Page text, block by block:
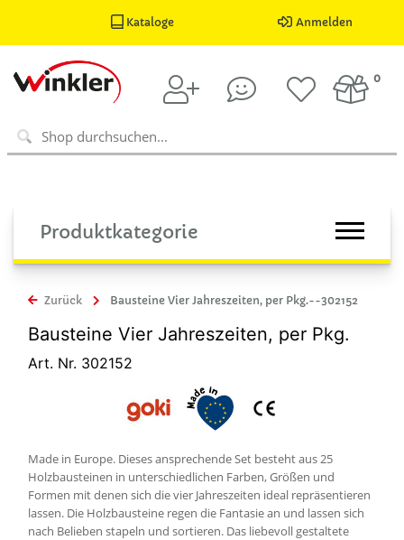
Kataloge Anmelden
0
Produktkategorie
Zurück Bausteine Vier Jahreszeiten, per Pkg.--302152
Bausteine Vier Jahreszeiten, per Pkg.
Art. Nr. 302152
Made in Europe. Dieses ansprechende Set besteht aus 25
Holzbausteinen in unterschiedlichen Farben, Größen und
Formen mit denen sich die vier Jahreszeiten ideal repräsentieren
lassen. Die Holzbausteine regen die Fantasie an und lassen sich
nach Belieben stapeln und sortieren. Das liebevoll gestaltete